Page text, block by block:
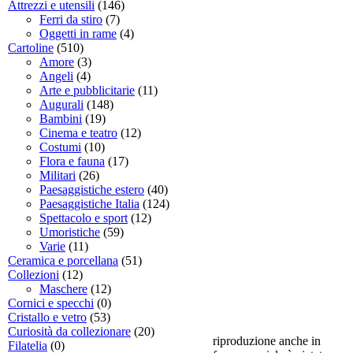
Attrezzi e utensili (146)
Ferri da stiro (7)
Oggetti in rame (4)
Cartoline (510)
Amore (3)
Angeli (4)
Arte e pubblicitarie (11)
Augurali (148)
Bambini (19)
Cinema e teatro (12)
Costumi (10)
Flora e fauna (17)
Militari (26)
Paesaggistiche estero (40)
Paesaggistiche Italia (124)
Spettacolo e sport (12)
Umoristiche (59)
Varie (11)
Ceramica e porcellana (51)
Collezioni (12)
Maschere (12)
Cornici e specchi (0)
Cristallo e vetro (53)
Curiosità da collezionare (20)
Filatelia (0)
riproduzione anche in